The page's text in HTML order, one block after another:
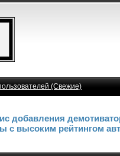
(Свежие)
добавления
с высоким рейтингом